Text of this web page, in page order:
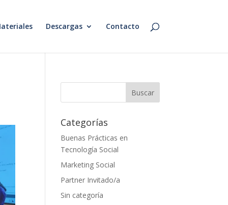
Descargas Contacto
Categorías
Buenas Prácticas en
Tecnología Social
Marketing Social
Partner Invitado/a
Sin categoría